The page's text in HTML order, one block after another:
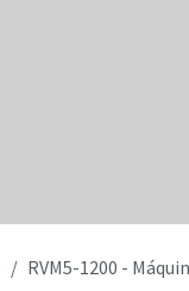
RVM5-1200 -